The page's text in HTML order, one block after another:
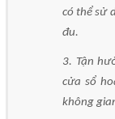
có thể sử
đu.
3. Tận
cửa sổ
không